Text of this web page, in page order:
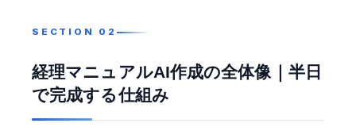
経理マニュアルAI作成の全体像｜半日
で完成する仕組み